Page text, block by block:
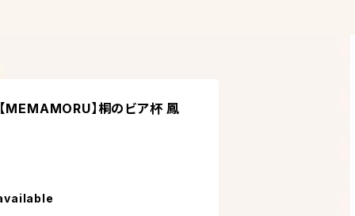
MEMAMORU】桐のビア杯 鳳